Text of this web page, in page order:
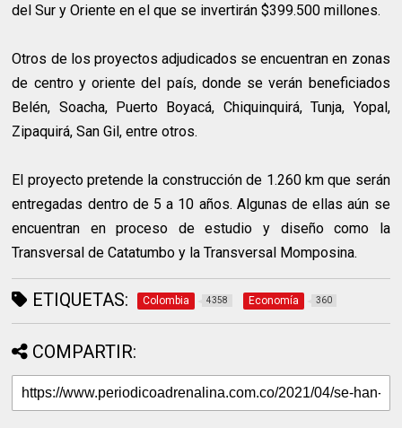
del Sur y Oriente en el que se invertirán $399.500 millones.
Otros de los proyectos adjudicados se encuentran en zonas
de centro y oriente del país, donde se verán beneficiados
Belén, Soacha, Puerto Boyacá, Chiquinquirá, Tunja, Yopal,
Zipaquirá, San Gil, entre otros.
El proyecto pretende la construcción de 1.260 km que serán
entregadas dentro de 5 a 10 años. Algunas de ellas aún se
encuentran en proceso de estudio y diseño como la
Transversal de Catatumbo y la Transversal Momposina.
ETIQUETAS: Colombia 4358 Economía 360
COMPARTIR: